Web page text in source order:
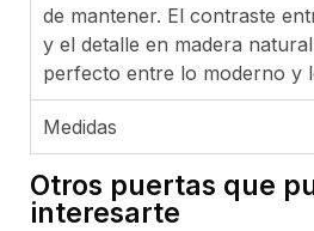
de mantener. El contraste
y el detalle en madera
perfecto entre lo moderno y
Medidas
Otros puertas que
interesarte